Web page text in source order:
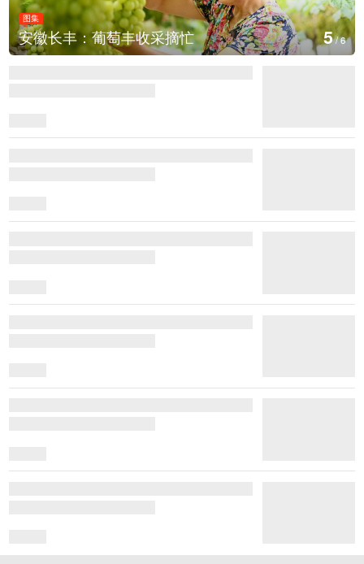
图集
安徽长丰：葡萄丰收采摘忙 6/6